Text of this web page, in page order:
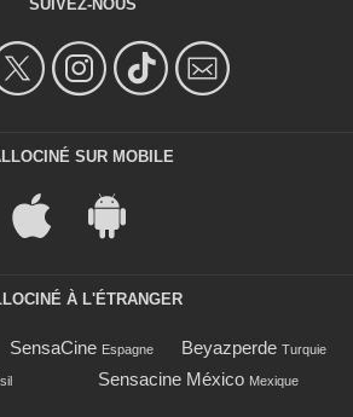
SUIVEZ-NOUS
SUR MOBILE
À L'ÉTRANGER
SensaCine Espagne Beyazperde Turquie
Sensacine México Mexique